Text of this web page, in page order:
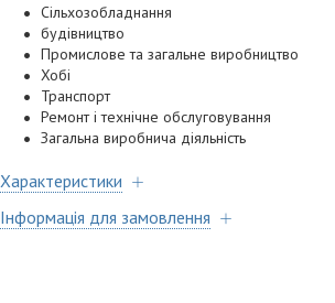
Сільхозобладнання
будівництво
Промислове та загальне виробництво
Хобі
Транспорт
Ремонт і технічне обслуговування
Загальна виробнича діяльність
Характеристики
Інформація для замовлення